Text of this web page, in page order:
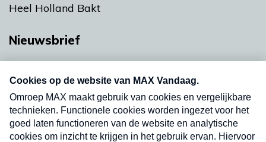
Heel Holland Bakt
Nieuwsbrief
nieuwsbrief. Elke vrijdag- en dinsdagochtend in
uw mailbox.
Verzend